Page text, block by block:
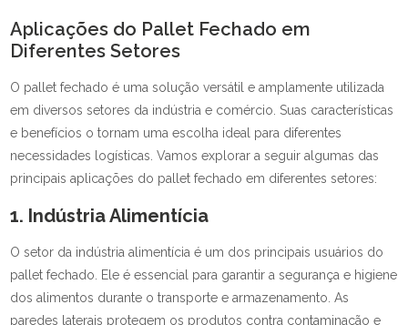
Aplicações do Pallet Fechado em
Diferentes Setores
O pallet fechado é uma solução versátil e amplamente utilizada
em diversos setores da indústria e comércio. Suas características
e benefícios o tornam uma escolha ideal para diferentes
necessidades logísticas. Vamos explorar a seguir algumas das
principais aplicações do pallet fechado em diferentes setores:
1. Indústria Alimentícia
O setor da indústria alimentícia é um dos principais usuários do
pallet fechado. Ele é essencial para garantir a segurança e higiene
dos alimentos durante o transporte e armazenamento. As
paredes laterais protegem os produtos contra contaminação e